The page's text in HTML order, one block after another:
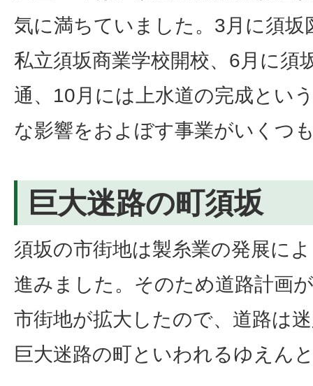
気に満ちていました。3月に須坂
私立須坂商業学校開校、6月に須
通、10月には上水道の完成とい
な影響をおよぼす事業がいくつ
巨大迷路の町須坂
須坂の市街地は製糸業の発展に
進みました。そのため道路計画
市街地が拡大したので、道路は
巨大迷路の町といわれるゆえん